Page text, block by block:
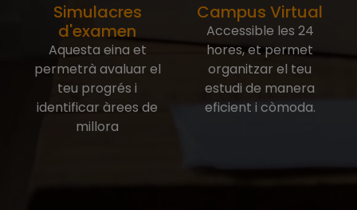
Simulacres
d'examen
Aquesta eina et
permetrà avaluar el
teu progrés i
identificar àrees de
millora
Campus Virtual
Accessible les 24
hores, et permet
organitzar el teu
estudi de manera
eficient i còmoda.